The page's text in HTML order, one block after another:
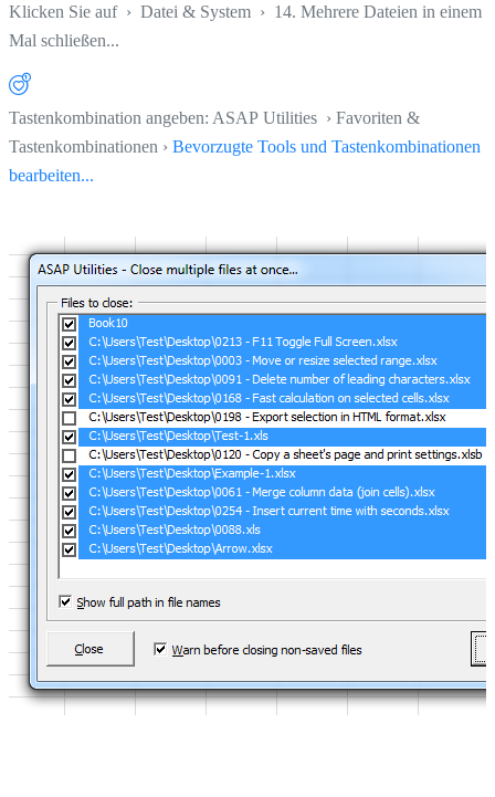
Klicken Sie auf › Datei & System › 14. Mehrere Dateien in einem
Mal schließen...
Tastenkombination angeben: ASAP Utilities › Favoriten &
Tastenkombinationen › Bevorzugte Tools und Tastenkombinationen
bearbeiten...